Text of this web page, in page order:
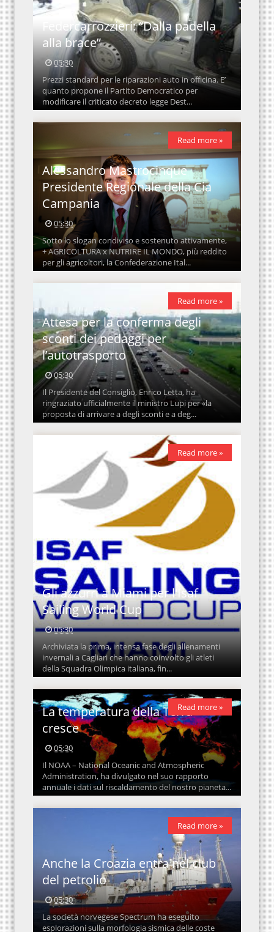
Federcarrozzieri: “Dalla padella
alla brace”
05:30
Prezzi standard per le riparazioni auto in officina. E’
quanto propone il Partito Democratico per
modificare il criticato decreto legge Dest...
Alessandro Mastrocinque
Presidente Regionale della Cia
Campania
05:30
Sotto lo slogan condiviso e sostenuto attivamente,
+ AGRICOLTURA x NUTRIRE IL MONDO, più reddito
per gli agricoltori, la Confederazione Ital...
Read more »
Attesa per la conferma degli
sconti dei pedaggi per
l’autotrasporto
05:30
Il Presidente del Consiglio, Enrico Letta, ha
ringraziato ufficialmente il ministro Lupi per «la
proposta di arrivare a degli sconti e a deg...
Read more »
Gli azzurri a Miami per l'Isaf
Sailing World Cup
05:30
Archiviata la prima, intensa fase degli allenamenti
invernali a Cagliari che hanno coinvolto gli atleti
della Squadra Olimpica italiana, fin...
Read more »
La temperatura della Terra
cresce
05:30
Il NOAA – National Oceanic and Atmospheric
Administration, ha divulgato nel suo rapporto
annuale i dati sul riscaldamento del nostro pianeta...
Read more »
Anche la Croazia entra nel club
del petrolio
05:30
La società norvegese Spectrum ha eseguito
esplorazioni sulla morfologia sismica delle coste
Read more »